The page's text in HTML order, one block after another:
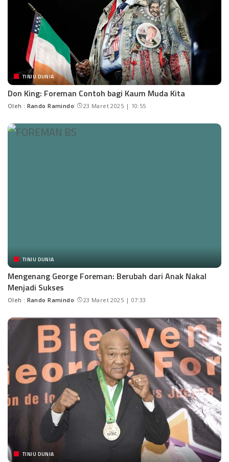
TINJU DUNIA
Don King: Foreman Contoh bagi Kaum Muda Kita
Oleh : Rando Ramindo 23 Maret 2025 | 10:55
TINJU DUNIA
Mengenang George Foreman: Berubah dari Anak Nakal
Menjadi Sukses
Oleh : Rando Ramindo 23 Maret 2025 | 07:33
TINJU DUNIA